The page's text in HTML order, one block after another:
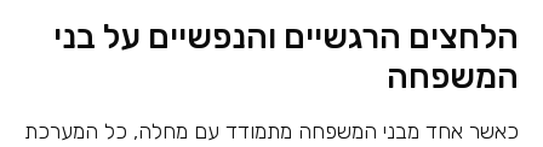
הלחצים הרגשיים והנפשיים על בני
המשפחה
כאשר אחד מבני המשפחה מתמודד עם מחלה, כל המערכת